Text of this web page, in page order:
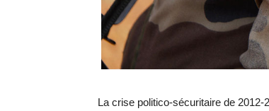
La crise politico-sécuritaire de 2012-